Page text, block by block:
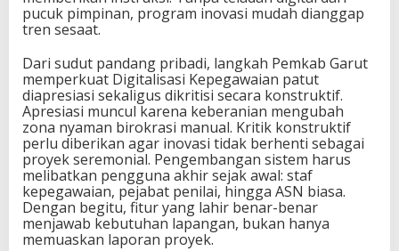
pucuk pimpinan, program inovasi mudah dianggap
tren sesaat.
Dari sudut pandang pribadi, langkah Pemkab Garut
memperkuat Digitalisasi Kepegawaian patut
diapresiasi sekaligus dikritisi secara konstruktif.
Apresiasi muncul karena keberanian mengubah
zona nyaman birokrasi manual. Kritik konstruktif
perlu diberikan agar inovasi tidak berhenti sebagai
proyek seremonial. Pengembangan sistem harus
melibatkan pengguna akhir sejak awal: staf
kepegawaian, pejabat penilai, hingga ASN biasa.
Dengan begitu, fitur yang lahir benar-benar
menjawab kebutuhan lapangan, bukan hanya
memuaskan laporan proyek.